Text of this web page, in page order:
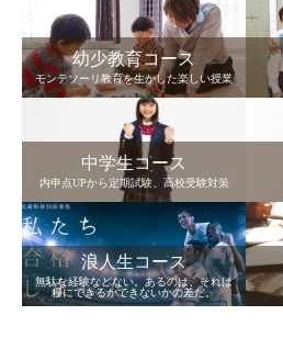
幼少教育コース
モンテソーリ教育を生かした楽しい授業
中学生コース
内申点UPから定期試験、高校受験対策
浪人生コース
無駄な経験などない。あるのは、それは
糧にできるかできないかの差だ。